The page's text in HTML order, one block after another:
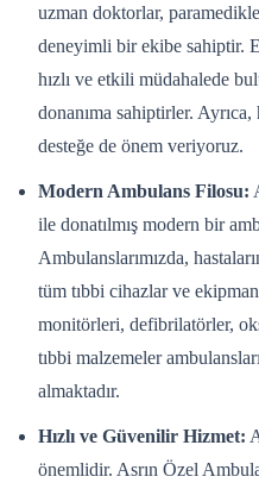
uzman doktorlar,
deneyimli bir ekibe sahiptir.
hızlı ve etkili müdahalede
donanıma sahiptirler.
desteğe de önem veriyoruz.
Modern Ambulans Filosu:
ile donatılmış modern bir
Ambulanslarımızda,
tüm tıbbi cihazlar ve
monitörleri, defibrilatörler,
tıbbi malzemeler
almaktadır.
Hızlı ve Güvenilir Hizmet:
önemlidir. Asrın Özel